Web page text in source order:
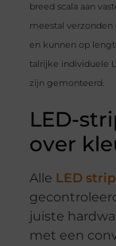
breed scala aan
meestal verzonden
en kunnen op
talrijke individuele
zijn gemonteerd.
LED-
over
Alle LED
juiste
met een